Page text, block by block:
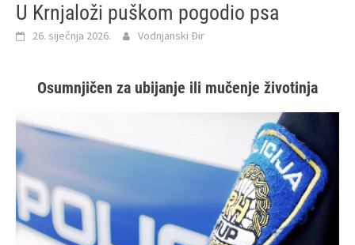
U Krnjaloži puškom pogodio psa
26. siječnja 2026. Vodnjanski Đir
Osumnjičen za ubijanje ili mučenje životinja